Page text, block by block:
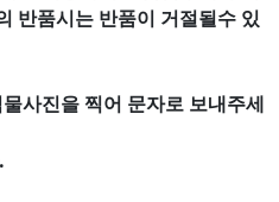
반품시는 반품이 거절될수 있
사진을 찍어 문자로 보내주세